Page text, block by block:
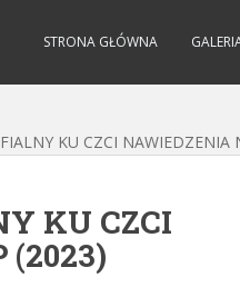
STRONA GŁÓWNA
KU CZCI NAWIEDZENIA
KU CZCI
(2023)